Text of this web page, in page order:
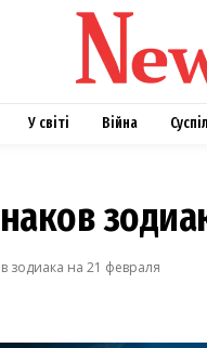
У світі Війна
зодиака на 21 февраля